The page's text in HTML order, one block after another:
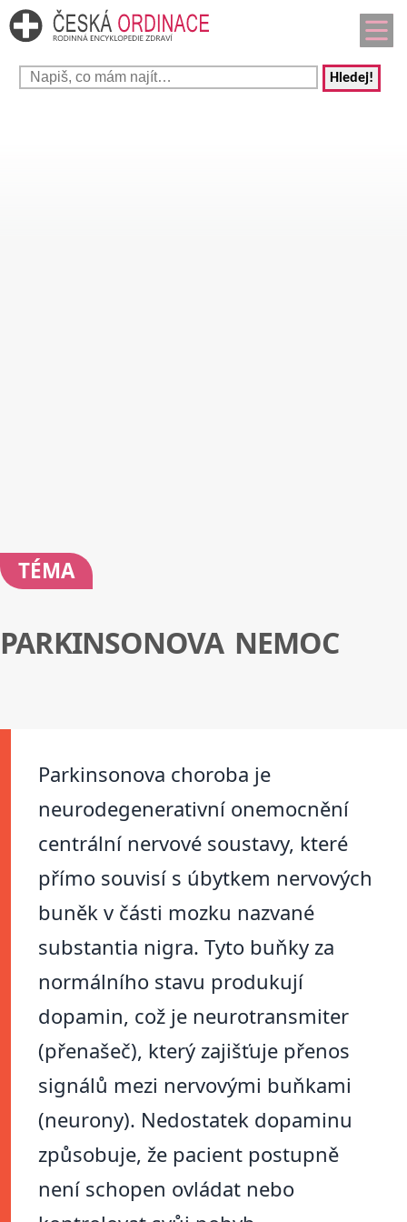
Hledej!
TÉMA
PARKINSONOVA NEMOC
Parkinsonova choroba je
neurodegenerativní onemocnění
centrální nervové soustavy, které
přímo souvisí s úbytkem nervových
buněk v části mozku nazvané
substantia nigra. Tyto buňky za
normálního stavu produkují
dopamin, což je neurotransmiter
(přenašeč), který zajišťuje přenos
signálů mezi nervovými buňkami
(neurony). Nedostatek dopaminu
způsobuje, že pacient postupně
není schopen ovládat nebo